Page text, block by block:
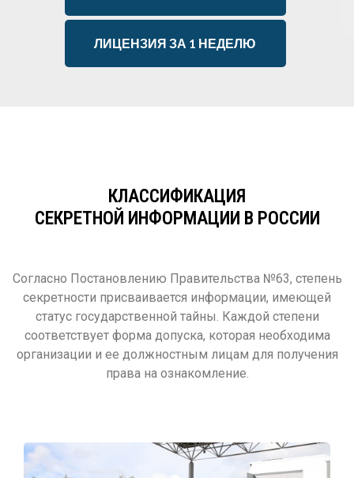
ЛИЦЕНЗИЯ ЗА 1 НЕДЕЛЮ
КЛАССИФИКАЦИЯ
СЕКРЕТНОЙ ИНФОРМАЦИИ В РОССИИ
Согласно Постановлению Правительства №63, степень
секретности присваивается информации, имеющей
статус государственной тайны. Каждой степени
соответствует форма допуска, которая необходима
организации и ее должностным лицам для получения
права на ознакомление.